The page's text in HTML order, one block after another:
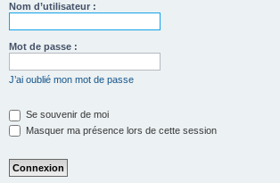
Nom d’utilisateur :
Mot de passe :
J’ai oublié mon mot de passe
Se souvenir de moi
Masquer ma présence lors de cette session